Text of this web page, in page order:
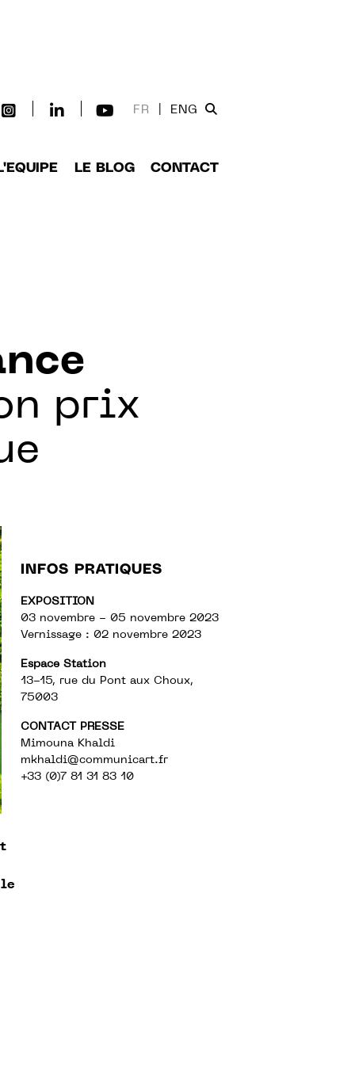
FR ENG
LE BLOG CONTACT
prix
INFOS PRATIQUES
EXPOSITION
03 novembre - 05 novembre 2023
Vernissage : 02 novembre 2023
Espace Station
13-15, rue du Pont aux Choux,
75003
CONTACT PRESSE
Mimouna Khaldi
mkhaldi@communicart.fr
+33 (0)7 81 31 83 10